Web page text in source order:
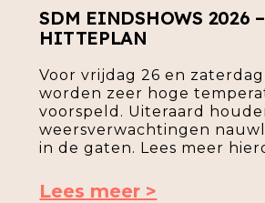
SDM EINDSHOWS 2026 –
HITTEPLAN
Voor vrijdag 26 en
worden zeer hoge
voorspeld. Uiteraard
weersverwachtingen
in de gaten. Lees meer
Lees meer >